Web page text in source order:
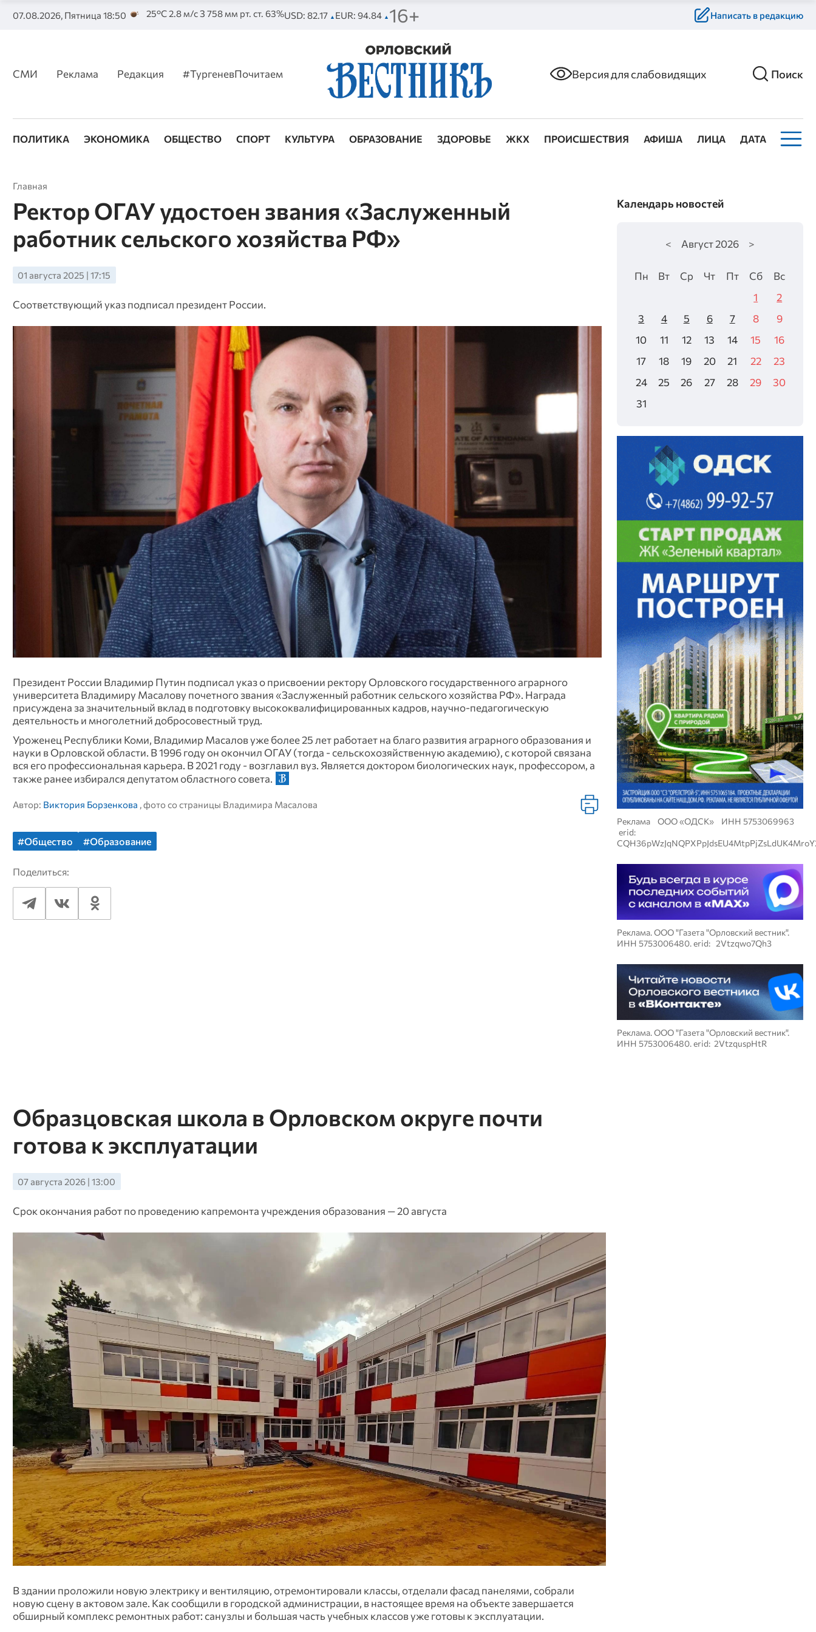
07.08.2026, Пятница 18:50 25°C 2.8 м/с З 758 мм рт. ст. 63%USD: 82.17 ▲ EUR: 94.84 ▲ 16+ Написать в редакцию
СМИ Реклама Редакция #ТургеневПочитаем Версия для слабовидящих Поиск
ПОЛИТИКА ЭКОНОМИКА ОБЩЕСТВО СПОРТ КУЛЬТУРА ОБРАЗОВАНИЕ ЗДОРОВЬЕ ЖКХ ПРОИСШЕСТВИЯ АФИША ЛИЦА ДАТА
Главная
Ректор ОГАУ удостоен звания «Заслуженный
работник сельского хозяйства РФ»
01 августа 2025 | 17:15
Соответствующий указ подписал президент России.
Президент России Владимир Путин подписал указ о присвоении ректору Орловского государственного аграрного
университета Владимиру Масалову почетного звания «Заслуженный работник сельского хозяйства РФ». Награда
присуждена за значительный вклад в подготовку высококвалифицированных кадров, научно-педагогическую
деятельность и многолетний добросовестный труд.
Уроженец Республики Коми, Владимир Масалов уже более 25 лет работает на благо развития аграрного образования и
науки в Орловской области. В 1996 году он окончил ОГАУ (тогда - сельскохозяйственную академию), с которой связана
вся его профессиональная карьера. В 2021 году - возглавил вуз. Является доктором биологических наук, профессором, а
также ранее избирался депутатом областного совета.
Автор: Виктория Борзенкова , фото со страницы Владимира Масалова
#Общество #Образование
Поделиться:
Календарь новостей
< Август2026 >
Пн Вт Ср Чт Пт Сб
Вс
1
2
3
4 5 6 7 8
9
10
11 12 13 14 15
16
17
18 19 20 21 22
23
24
25 26 27 28 29
30
31
Реклама ООО «ОДСК» ИНН 5753069963
erid:
Реклама. ООО "Газета "Орловский вестник".
ИНН 5753006480. erid: 2Vtzqwo7Qh3
Реклама. ООО "Газета "Орловский вестник".
ИНН 5753006480. erid: 2VtzquspHtR
Образцовская школа в Орловском округе почти
готова к эксплуатации
07 августа 2026 | 13:00
Срок окончания работ по проведению капремонта учреждения образования — 20 августа
В здании проложили новую электрику и вентиляцию, отремонтировали классы, отделали фасад панелями, собрали
новую сцену в актовом зале. Как сообщили в городской администрации, в настоящее время на объекте завершается
обширный комплекс ремонтных работ: санузлы и большая часть учебных классов уже готовы к эксплуатации.